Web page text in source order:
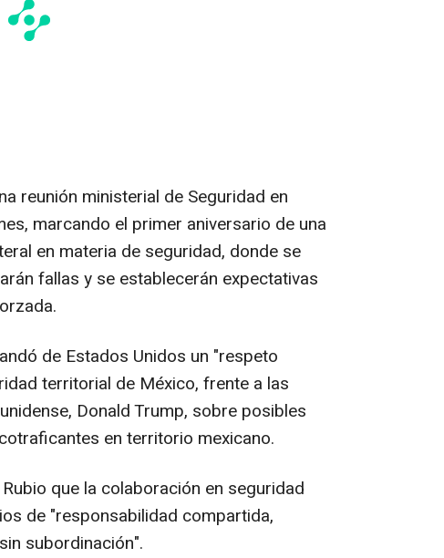
reunión ministerial de Seguridad en
marcando el primer aniversario de una
en materia de seguridad, donde se
fallas y se establecerán expectativas
de Estados Unidos un "respeto
territorial de México, frente a las
Donald Trump, sobre posibles
en territorio mexicano.
que la colaboración en seguridad
de "responsabilidad compartida,
subordinación".